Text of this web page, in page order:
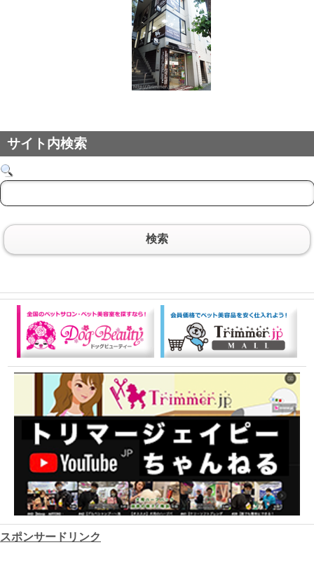
サイト内検索
検索
スポンサードリンク